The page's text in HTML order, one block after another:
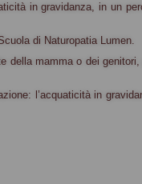
in gravidanza, in un
di Naturopatia Lumen.
della mamma o dei genitori,
l’acquaticità in